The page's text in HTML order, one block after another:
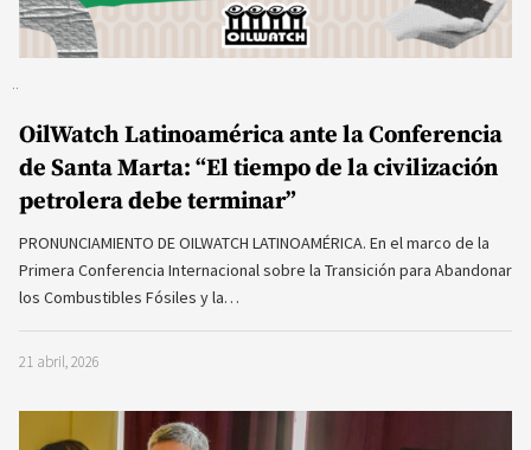
OilWatch Latinoamérica ante la Conferencia
de Santa Marta: “El tiempo de la civilización
petrolera debe terminar”
PRONUNCIAMIENTO DE OILWATCH LATINOAMÉRICA. En el marco de la
Primera Conferencia Internacional sobre la Transición para Abandonar
los Combustibles Fósiles y la…
21 abril, 2026